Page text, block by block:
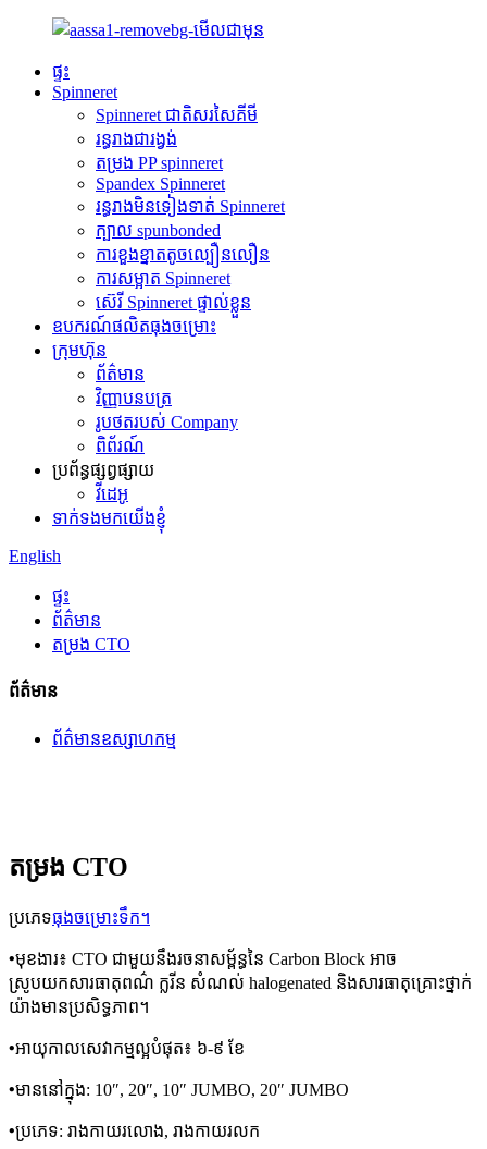
ផ្ទះ
Spinneret
Spinneret ជាតិសរសៃគីមី
រន្ធរាងជារង្វង់
តម្រង PP spinneret
Spandex Spinneret
រន្ធរាងមិនទៀងទាត់ Spinneret
ក្បាល spunbonded
ការខួងខ្នាតតូចល្បឿនលឿន
ការសម្អាត Spinneret
ស៊េរី Spinneret ផ្ទាល់ខ្លួន
ឧបករណ៍ផលិតធុងចម្រោះ
ក្រុមហ៊ុន
ព័ត៌មាន
វិញ្ញាបនបត្រ
រូបថតរបស់ Company
ពិព័រណ៍
ប្រព័ន្ធផ្សព្វផ្សាយ
វីដេអូ
ទាក់ទងមកយើងខ្ញុំ
English
ផ្ទះ
ព័ត៌មាន
តម្រង CTO
ព័ត៌មាន
ព័ត៌មានឧស្សាហកម្ម
តម្រង CTO
ប្រភេទធុងចម្រោះទឹក។
•មុខងារ៖ CTO ជាមួយនឹងរចនាសម្ព័ន្ធនៃ Carbon Block អាច
ស្រូបយកសារធាតុពណ៌ ក្លរីន សំណល់ halogenated និងសារធាតុគ្រោះថ្នាក់
យ៉ាងមានប្រសិទ្ធភាព។
•អាយុកាលសេវាកម្មល្អបំផុត៖ ៦-៩ ខែ
•មាននៅក្នុង: 10″, 20″, 10″ JUMBO, 20″ JUMBO
•ប្រភេទ: រាងកាយរលោង, រាងកាយរលក